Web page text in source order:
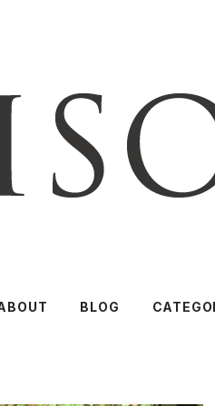
BLOG